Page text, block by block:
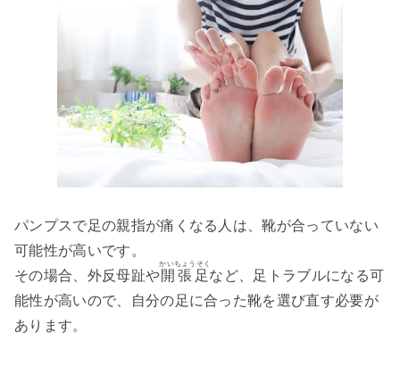
パンプスで足の親指が痛くなる人は、靴が合っていない
可能性が高いです。
その場合、外反母趾や開張足
かいちょうそく
など、足トラブルになる可
能性が高いので、自分の足に合った靴を選び直す必要が
あります。